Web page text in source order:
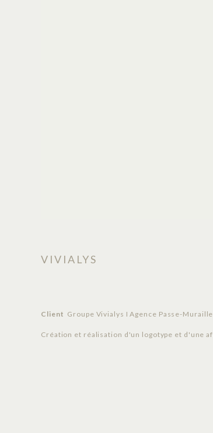
VIVIALYS
Client Groupe Vivialys I Agence Passe-Muraille
Création et réalisation d'un logotype et d'une